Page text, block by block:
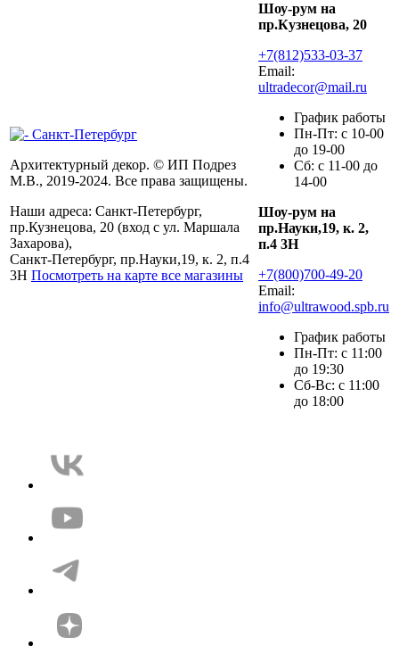
Архитектурный декор. © ИП Подрез
М.В., 2019-2024. Все права защищены.
Наши адреса: Санкт-Петербург,
пр.Кузнецова, 20 (вход с ул. Маршала
Захарова),
Санкт-Петербург, пр.Науки,19, к. 2, п.4
3Н Посмотреть на карте все магазины
Шоу-рум на
пр.Кузнецова, 20
+7(812)533-03-37
Email:
ultradecor@mail.ru
График работы
Пн-Пт: с 10-00
до 19-00
Сб: с 11-00 до
14-00
Шоу-рум на
пр.Науки,19, к. 2,
п.4 3Н
+7(800)700-49-20
Email:
info@ultrawood.spb.ru
График работы
Пн-Пт: с 11:00
до 19:30
Сб-Вс: с 11:00
до 18:00